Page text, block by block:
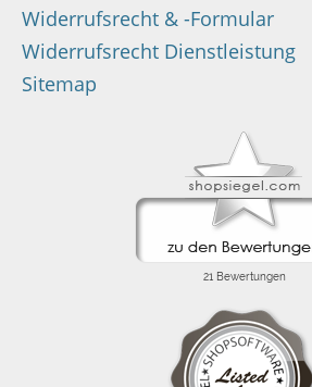
Widerrufsrecht & -Formular
Widerrufsrecht Dienstleistung
Sitemap